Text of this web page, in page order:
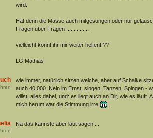
wird.
Hat denn die Masse auch mitgesungen oder nur
Fragen über Fragen ...............
vielleicht könnt ihr mir weiter helfen!!??
LG Mathias
wie immer, natürlich sitzen welche, aber auf Schalke
auch 40.000. Nein im Ernst, singen, Tanzen, Spingen -
willst, alles dabei, und: es liegt auch an Dir, wie es läuft.
mich herum war die Stimmung irre
.
Na das kannste aber laut sagen....